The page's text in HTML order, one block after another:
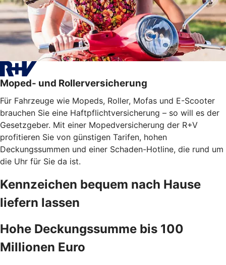
Moped- und Rollerversicherung
Für Fahrzeuge wie Mopeds, Roller, Mofas und E-Scooter
brauchen Sie eine Haftpflichtversicherung – so will es der
Gesetzgeber. Mit einer Mopedversicherung der R+V
profitieren Sie von günstigen Tarifen, hohen
Deckungssummen und einer Schaden-Hotline, die rund um
die Uhr für Sie da ist.
Kennzeichen bequem nach Hause
liefern lassen
Hohe Deckungssumme bis 100
Millionen Euro